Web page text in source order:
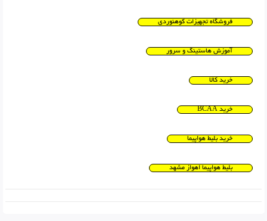
فروشگاه تجهیزات کوهنوردی
آموزش هاستینگ و سرور
خرید کالا
خرید BCAA
خرید بلیط هواپیما
بلیط هواپیما اهواز مشهد